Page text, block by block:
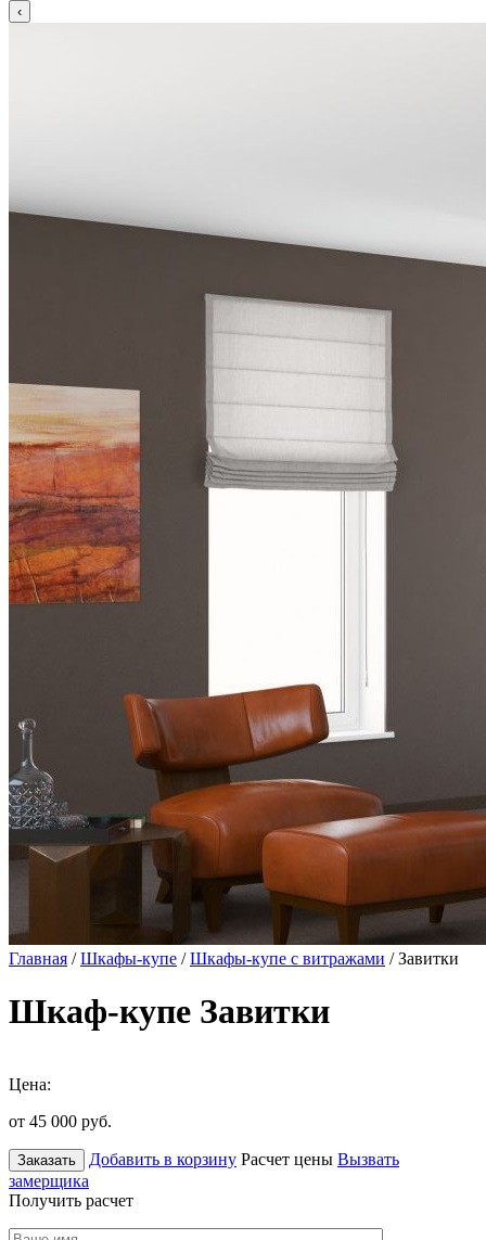
Главная /Шкафы-купе /Шкафы-купе с витражами / Завитки
Шкаф-купе Завитки
Цена:
от 45 000 руб.
Заказать Добавить в корзину Расчет цены Вызвать
замерщика
Получить расчет